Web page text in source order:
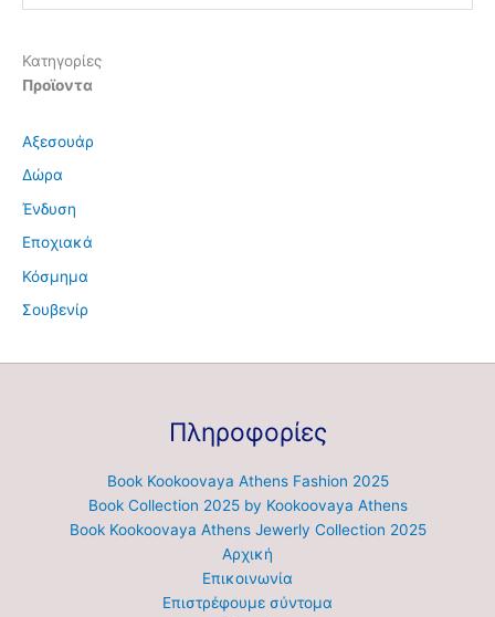
Κατηγορίες
Προϊοντα
Αξεσουάρ
Δώρα
Ένδυση
Εποχιακά
Κόσμημα
Σουβενίρ
Πληροφορίες
Book Kookoovaya Athens Fashion 2025
Book Collection 2025 by Kookoovaya Athens
Book Kookoovaya Athens Jewerly Collection 2025
Αρχική
Επικοινωνία
Επιστρέφουμε σύντομα